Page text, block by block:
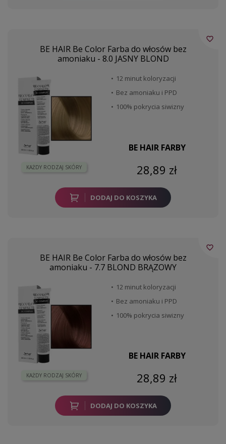
BE HAIR Be Color Farba do włosów bez
amoniaku - 8.0 JASNY BLOND
KAŻDY RODZAJ SKÓRY
12 minut koloryzacji
Bez amoniaku i PPD
100% pokrycia siwizny
BE HAIR FARBY
28,89 zł
DODAJ DO KOSZYKA
favorite_border
BE HAIR Be Color Farba do włosów bez
amoniaku - 7.7 BLOND BRĄZOWY
KAŻDY RODZAJ SKÓRY
12 minut koloryzacji
Bez amoniaku i PPD
100% pokrycia siwizny
BE HAIR FARBY
28,89 zł
DODAJ DO KOSZYKA
favorite_border